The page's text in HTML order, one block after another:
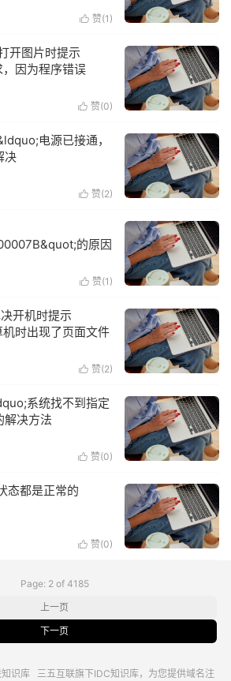
 赞(1 )
开图片时提示
因为程序错误
 赞(0)
电源已接通，
决
 赞(2)
的原因
 赞(1 )
开机时提示
时出现了页面文件
 赞(2)
系统找不到指定
解决方法
 赞(0)
态都是正常的
 赞(0)
Page: 2 of 4185
上一页
下一页
识库 三五互联旗下IDC知识库，为您提供域名注